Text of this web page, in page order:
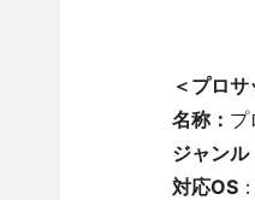
＜プロ
名称： プ
ジャンル
対応OS